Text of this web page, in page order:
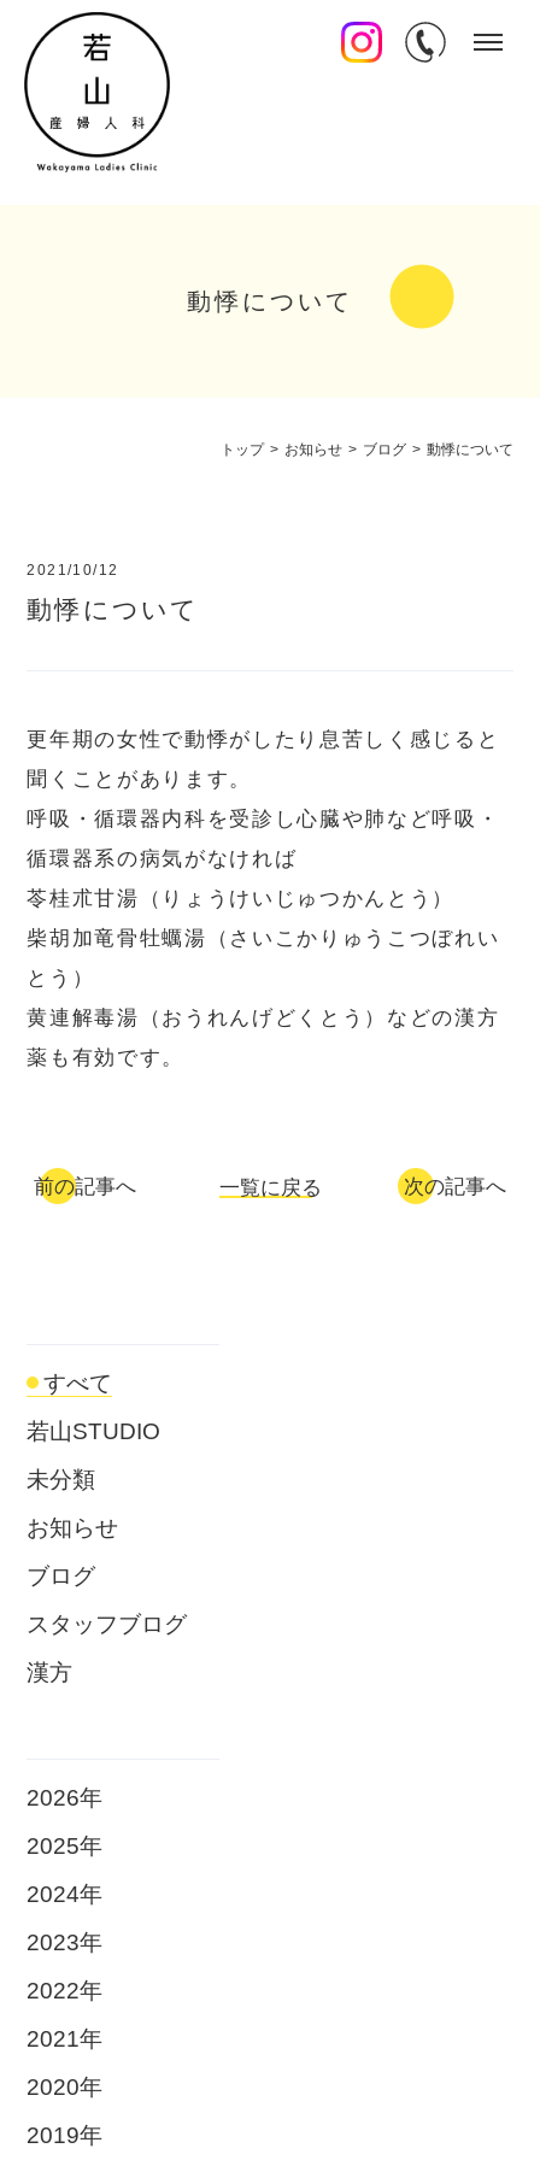
動悸について
トップ > お知らせ > ブログ > 動悸について
2021/10/12
動悸について
更年期の女性で動悸がしたり息苦しく感じると
聞くことがあります。
呼吸・循環器内科を受診し心臓や肺など呼吸・
循環器系の病気がなければ
苓桂朮甘湯（りょうけいじゅつかんとう）
柴胡加竜骨牡蠣湯（さいこかりゅうこつぼれい
とう）
黄連解毒湯（おうれんげどくとう）などの漢方
薬も有効です。
前の記事へ 一覧に戻る 次の記事へ
すべて
若山STUDIO
未分類
お知らせ
ブログ
スタッフブログ
漢方
2026年
2025年
2024年
2023年
2022年
2021年
2020年
2019年